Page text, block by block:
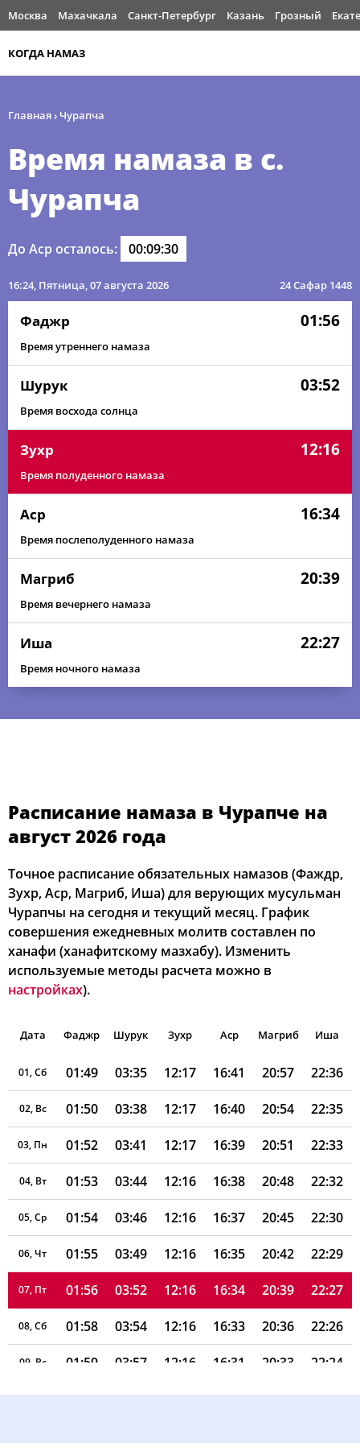
Москва Махачкала Санкт-Петербург Казань Грозный
КОГДА НАМАЗ
Главная› Чурапча
Время намаза в с.
Чурапча
До Аср осталось: 00:09:30
16:24, Пятница, 07 августа 2026 24 Сафар 1448
Фаджр 01:56
Время утреннего намаза
Шурук 03:52
Время восхода солнца
Зухр 12:16
Время полуденного намаза
Аср 16:34
Время послеполуденного намаза
Магриб 20:39
Время вечернего намаза
Иша 22:27
Время ночного намаза
Расписание намаза в Чурапче на
август 2026 года
Точное расписание обязательных намазов (Фаждр,
Зухр, Аср, Магриб, Иша) для верующих мусульман
Чурапчы на сегодня и текущий месяц. График
совершения ежедневных молитв составлен по
ханафи (ханафитскому мазхабу). Изменить
используемые методы расчета можно в
настройках).
Дата Фаджр Шурук Зухр Аср Магриб Иша
01, Сб 01:49 03:35 12:17 16:41 20:57 22:36
02, Вс 01:50 03:38 12:17 16:40 20:54 22:35
03, Пн 01:52 03:41 12:17 16:39 20:51 22:33
04, Вт 01:53 03:44 12:16 16:38 20:48 22:32
05, Ср 01:54 03:46 12:16 16:37 20:45 22:30
06, Чт 01:55 03:49 12:16 16:35 20:42 22:29
07, Пт 01:56 03:52 12:16 16:34 20:39 22:27
08, Сб 01:58 03:54 12:16 16:33 20:36 22:26
09, Вс 01:59 03:57 12:16 16:31 20:33 22:24
10, Пн 02:00 04:00 12:16 16:30 20:30 22:23